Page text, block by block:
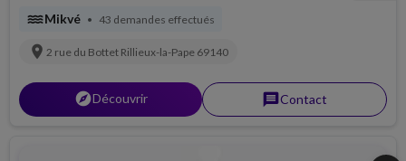
waterMikvé • 43 demandes effectués
location_on 2 rue du Bottet Rillieux-la-Pape 69140
explorerDécouvrir messageContact